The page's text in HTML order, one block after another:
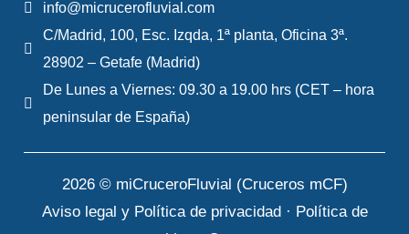
info@micrucerofluvial.com
C/Madrid, 100, Esc. Izqda, 1ª planta, Oficina 3ª.
28902 – Getafe (Madrid)
De Lunes a Viernes: 09.30 a 19.00 hrs (CET – hora
peninsular de España)
2026 © miCruceroFluvial (Cruceros mCF)
Aviso legal y Política de privacidad· Política de